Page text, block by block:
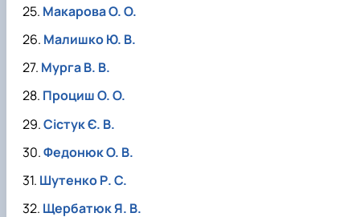
Макарова О. О.
Малишко Ю. В.
Мурга В. В.
Проциш О. О.
Сістук Є. В.
Федонюк О. В.
Шутенко Р. С.
Щербатюк Я. В.